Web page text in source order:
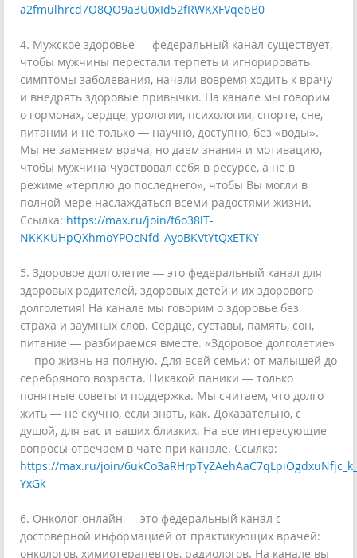
a2fmulhrcd7O8QO9a3U0xId52fRWKXFVqebB0
4. Мужское здоровье — федеральный канал существует,
чтобы мужчины перестали терпеть и игнорировать
симптомы заболевания, начали вовремя ходить к врачу
и внедрять здоровые привычки. На канале мы говорим
о гормонах, сердце, урологии, психологии, спорте, сне,
питании и не только — научно, доступно, без «воды».
Мы не заменяем врача, но даем знания и мотивацию,
чтобы мужчина чувствовал себя в ресурсе, а не в
режиме «терплю до последнего», чтобы Вы могли в
полной мере наслаждаться всеми радостями жизни.
Ссылка: https://max.ru/join/f6o38lT-
NKKKUHpQXhmoYPOcNfd_AyoBKVtYtQxETKY
5. Здоровое долголетие — это федеральный канал для
здоровых родителей, здоровых детей и их здорового
долголетия! На канале мы говорим о здоровье без
страха и заумных слов. Сердце, суставы, память, сон,
питание — разбираемся вместе. «Здоровое долголетие»
— про жизнь на полную. Для всей семьи: от малышей до
серебряного возраста. Никакой паники — только
понятные советы и поддержка. Мы считаем, что долго
жить — не скучно, если знать, как. Доказательно, с
душой, для вас и ваших близких. На все интересующие
вопросы отвечаем в чате при канале. Ссылка:
https://max.ru/join/
YxGk
6. Онколог-онлайн — это федеральный канал с
достоверной информацией от практикующих врачей:
онкологов, химиотерапевтов, радиологов. На канале вы